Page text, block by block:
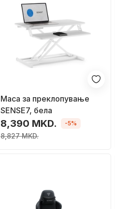
Маса за преклопување
SENSE7, бела
8,390 MKD.
8,827 MKD.
-5%